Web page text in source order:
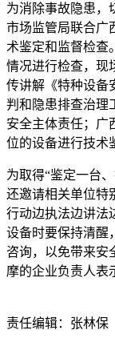
为消除事故隐患，
市场监管局联合广
术鉴定和监督检查
情况进行检查，现
传讲解《特种设备
判和隐患排查治理
安全主体责任；广
位的设备进行技术
为取得“鉴定一台
还邀请相关单位特
行动边执法边讲法
设备时要保持清醒
咨询，以免带来安
摩的企业负责人表
责任编辑：张林保